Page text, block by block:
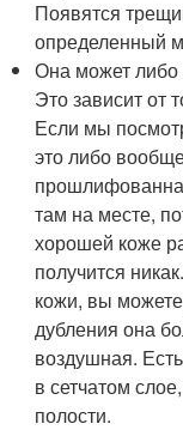
Появятся
определенный
Она может либо
Это зависит от
Если мы
это либо
там на месте,
хорошей коже
получится
кожи, вы можете
дубления она
воздушная.
в сетчатом
полости.